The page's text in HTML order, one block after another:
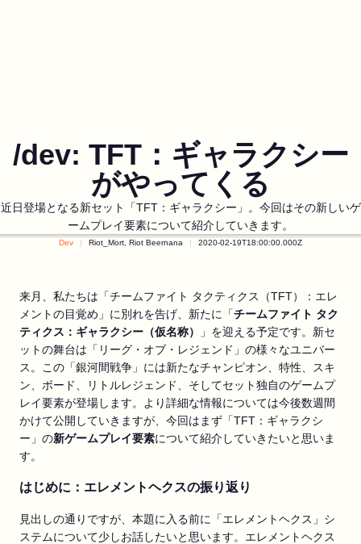
/dev: TFT：ギャラクシー
がやってくる
近日登場となる新セット「TFT：ギャラクシー」。今回はその新しいゲ
ームプレイ要素について紹介していきます。
Dev Riot_Mort, Riot Beernana 2020-02-19T18:00:00.000Z
来月、私たちは「チームファイト タクティクス（TFT）：エレ
メントの目覚め」に別れを告げ、新たに「チームファイト タク
ティクス：ギャラクシー （仮名称）
」を迎える予定です。新セ
ットの舞台は「リーグ・オブ・レジェンド」の様々なユニバー
ス。この「銀河間戦争」には新たなチャンピオン、特性、スキ
ン、ボード、リトルレジェンド、そしてセット独自のゲームプ
レイ要素が登場します。より詳細な情報については今後数週間
かけて公開していきますが、今回はまず「TFT：ギャラクシ
ー」の新ゲームプレイ要素について紹介していきたいと思いま
す。
はじめに：エレメントヘクスの振り返り
見出しの通りですが、本題に入る前に「エレメントヘクス」シ
ステムについて少しお話したいと思います。エレメントヘクス